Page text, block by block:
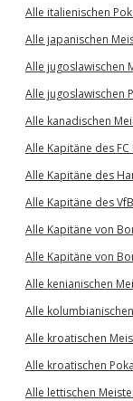
Alle italienischen
Alle japanischen
Alle jugoslawischen
Alle jugoslawischen
Alle kanadischen
Alle Kapitäne des
Alle Kapitäne des
Alle Kapitäne des
Alle Kapitäne von
Alle Kapitäne von
Alle kenianischen
Alle
Alle kroatischen
Alle kroatischen
Alle lettischen